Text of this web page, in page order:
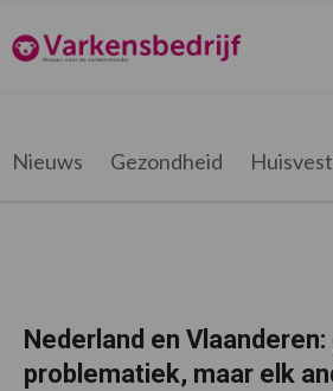
de
hoofdnavigatie
de
hoofd
de
eerste
de
voettekst
Varkensbedrijf.be
Nieuws Gezondheid
Nederland en
problematiek, maar elk